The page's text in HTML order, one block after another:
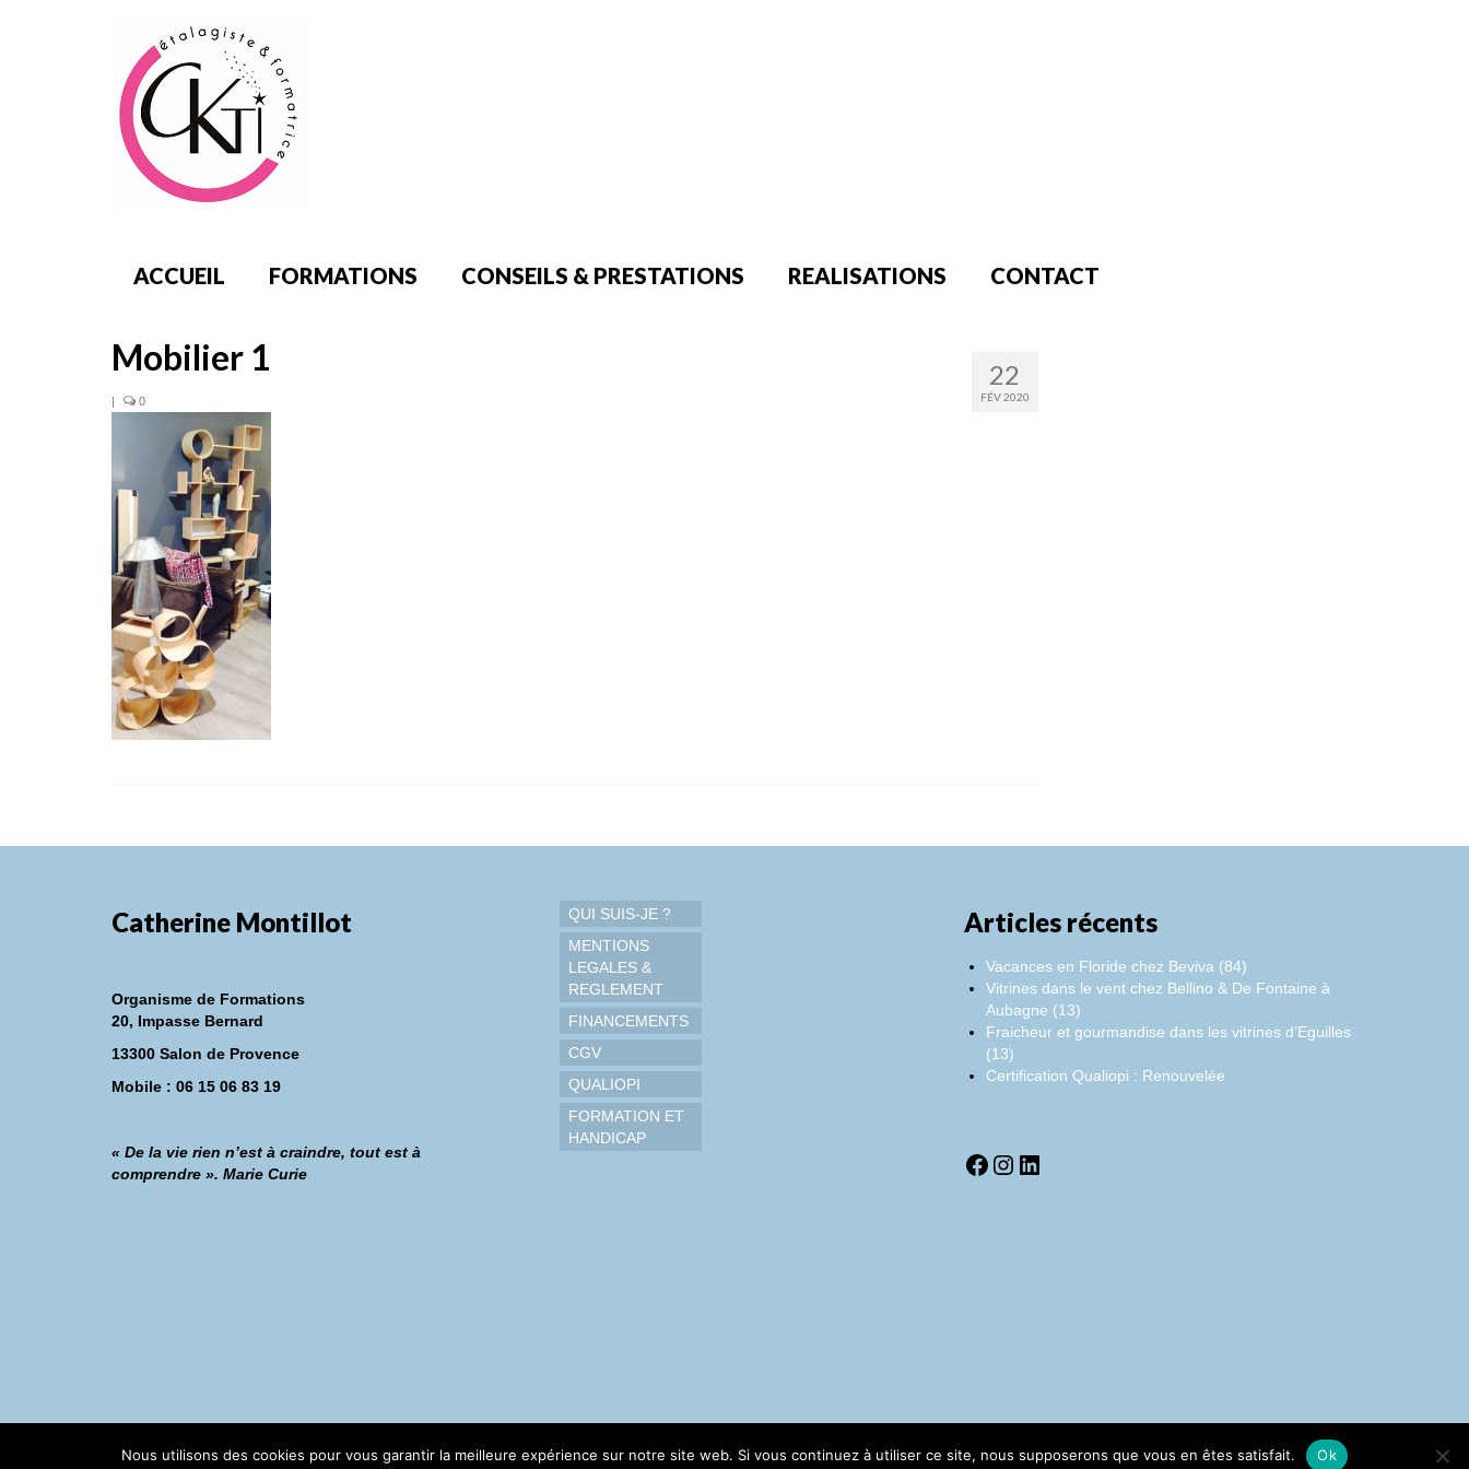
ACCUEIL FORMATIONS CONSEILS & PRESTATIONS REALISATIONS CONTACT
22
FÉV 2020
Mobilier 1
| 0
Catherine Montillot
Organisme de Formations
20, Impasse Bernard
13300 Salon de Provence
Mobile : 06 15 06 83 19
« De la vie rien n’est à craindre, tout est à
comprendre ». Marie Curie
QUI SUIS-JE ?
MENTIONS
LEGALES &
REGLEMENT
FINANCEMENTS
CGV
QUALIOPI
FORMATION ET
HANDICAP
Articles récents
Vacances en Floride chez Beviva (84)
Vitrines dans le vent chez Bellino & De Fontaine à
Aubagne (13)
Fraicheur et gourmandise dans les vitrines d’Eguilles
(13)
Certification Qualiopi : Renouvelée
Facebook
Instagram
LinkedIn
©Catherine Montillot
Nous utilisons des cookies pour vous garantir la meilleure expérience sur notre site web. Si vous continuez à utiliser ce site, nous supposerons que vous en êtes satisfait. Ok